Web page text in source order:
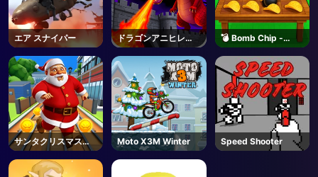
エア スナイパー
ドラゴンアニヒレー
ション
💣 Bomb Chip -
Roblox
サンタクリスマスラ
ン
Moto X3M Winter Speed Shooter